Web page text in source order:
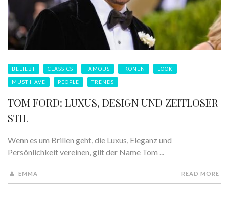
BELIEBT CLASSICS FAMOUS IKONEN LOOK
MUST HAVE PEOPLE TRENDS
TOM FORD: LUXUS, DESIGN UND ZEITLOSER
STIL
Wenn es um Brillen geht, die Luxus, Eleganz und
Persönlichkeit vereinen, gilt der Name Tom ...
EMMA READ MORE